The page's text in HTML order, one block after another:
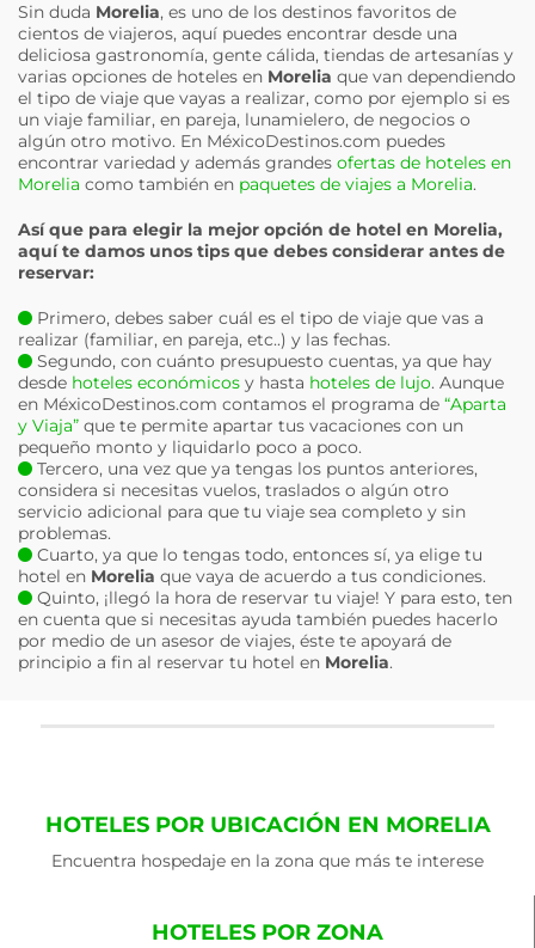
Sin duda Morelia, es uno de los destinos favoritos de
cientos de viajeros, aquí puedes encontrar desde una
deliciosa gastronomía, gente cálida, tiendas de artesanías y
varias opciones de hoteles en Morelia que van dependiendo
el tipo de viaje que vayas a realizar, como por ejemplo si es
un viaje familiar, en pareja, lunamielero, de negocios o
algún otro motivo. En MéxicoDestinos.com puedes
encontrar variedad y además grandes ofertas de hoteles en
Morelia como también en paquetes de viajes a Morelia.
Así que para elegir la mejor opción de hotel en Morelia,
aquí te damos unos tips que debes considerar antes de
reservar:
Primero, debes saber cuál es el tipo de viaje que vas a
realizar (familiar, en pareja, etc..) y las fechas.
Segundo, con cuánto presupuesto cuentas, ya que hay
desde hoteles económicos y hasta hoteles de lujo. Aunque
en MéxicoDestinos.com contamos el programa de “Aparta
y Viaja” que te permite apartar tus vacaciones con un
pequeño monto y liquidarlo poco a poco.
Tercero, una vez que ya tengas los puntos anteriores,
considera si necesitas vuelos, traslados o algún otro
servicio adicional para que tu viaje sea completo y sin
problemas.
Cuarto, ya que lo tengas todo, entonces sí, ya elige tu
hotel en Morelia que vaya de acuerdo a tus condiciones.
Quinto, ¡llegó la hora de reservar tu viaje! Y para esto, ten
en cuenta que si necesitas ayuda también puedes hacerlo
por medio de un asesor de viajes, éste te apoyará de
principio a fin al reservar tu hotel en Morelia.
HOTELES POR UBICACIÓN EN MORELIA
Encuentra hospedaje en la zona que más te interese
HOTELES POR ZONA